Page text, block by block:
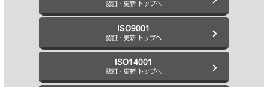
認証・更新 トップへ
ISO9001
認証・更新 トップへ
ISO14001
認証・更新 トップへ